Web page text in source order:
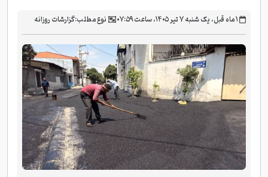
‫۱ ماه قبل، یک شنبه ۷ تیر ۱۴۰۵، ساعت ۰۷:۵۹ نوع مطلب:گزارشات روزانه